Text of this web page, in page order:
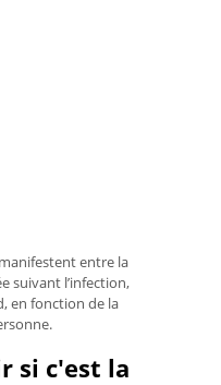
entre la
suivant l’infection,
en fonction de la
si c'est la